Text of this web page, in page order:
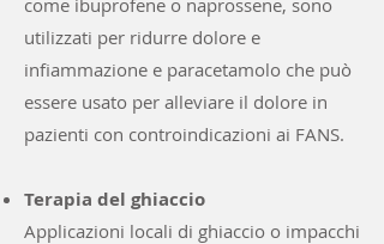
come ibuprofene o naprossene, sono
utilizzati per ridurre dolore e
infiammazione e paracetamolo che può
essere usato per alleviare il dolore in
pazienti con controindicazioni ai FANS.
Terapia del ghiaccio
Applicazioni locali di ghiaccio o impacchi